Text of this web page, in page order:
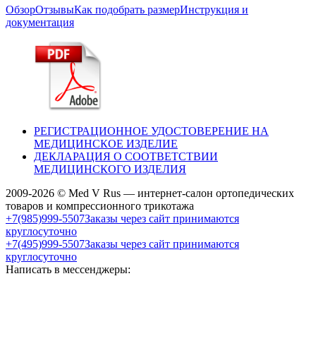
ОбзорОтзывыКак подобрать размерИнструкция и
документация
РЕГИСТРАЦИОННОЕ УДОСТОВЕРЕНИЕ НА
МЕДИЦИНСКОЕ ИЗДЕЛИЕ
ДЕКЛАРАЦИЯ О СООТВЕТСТВИИ
МЕДИЦИНСКОГО ИЗДЕЛИЯ
2009-2026 © Med V Rus — интернет-салон ортопедических
товаров и компрессионного трикотажа
+7(985)999-5507Заказы через сайт принимаются
круглосуточно
+7(495)999-5507Заказы через сайт принимаются
круглосуточно
Написать в мессенджеры: